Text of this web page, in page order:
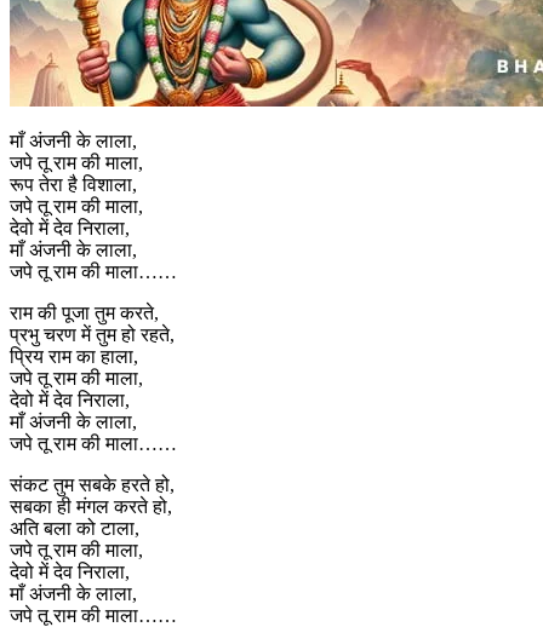
माँ अंजनी के लाला,
जपे तू राम की माला,
रूप तेरा है विशाला,
जपे तू राम की माला,
देवो में देव निराला,
माँ अंजनी के लाला,
जपे तू राम की माला……
राम की पूजा तुम करते,
प्रभु चरण में तुम हो रहते,
प्रिय राम का हाला,
जपे तू राम की माला,
देवो में देव निराला,
माँ अंजनी के लाला,
जपे तू राम की माला……
संकट तुम सबके हरते हो,
सबका ही मंगल करते हो,
अति बला को टाला,
जपे तू राम की माला,
देवो में देव निराला,
माँ अंजनी के लाला,
जपे तू राम की माला……